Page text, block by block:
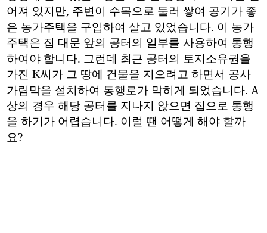
어져 있지만, 주변이 수목으로 둘러 쌓여 공기가 좋
은 농가주택을 구입하여 살고 있었습니다. 이 농가
주택은 집 대문 앞의 공터의 일부를 사용하여 통행
하여야 합니다. 그런데 최근 공터의 토지소유권을
가진K씨가 그 땅에 건물을 지으려고 하면서 공사
가림막을 설치하여 통행로가 막히게 되었습니다. A
상의 경우 해당 공터를 지나지 않으면 집으로 통행
을 하기가 어렵습니다. 이럴 땐 어떻게 해야 할까
요?